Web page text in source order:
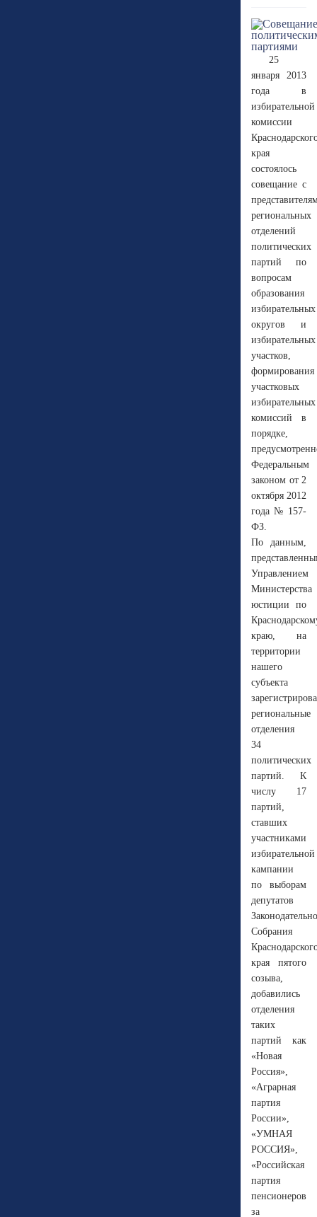
25
января 2013
года в
избирательной
комиссии
края
состоялось
совещание с
региональных
отделений
политических
партий по
вопросам
образования
избирательных
округов и
избирательных
участков,
формирования
участковых
избирательных
комиссий в
порядке,
Федеральным
законом от 2
октября 2012
года № 157-
ФЗ.
По данным,
Управлением
Министерства
юстиции по
краю, на
территории
нашего
субъекта
региональные
отделения
34
политических
партий. К
числу 17
партий,
ставших
участниками
избирательной
кампании
по выборам
депутатов
Собрания
края пятого
созыва,
добавились
отделения
таких
партий как
«Новая
Россия»,
«Аграрная
партия
России»,
«УМНАЯ
РОССИЯ»,
«Российская
партия
пенсионеров
за